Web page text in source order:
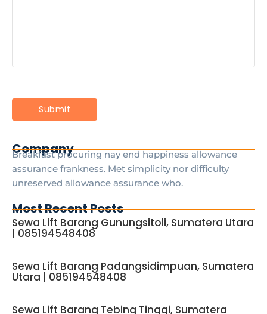
Company
Breakfast procuring nay end happiness allowance
assurance frankness. Met simplicity nor difficulty
unreserved allowance assurance who.
Most Recent Posts
Sewa Lift Barang Gunungsitoli, Sumatera Utara
| 085194548408
Sewa Lift Barang Padangsidimpuan, Sumatera
Utara | 085194548408
Sewa Lift Barang Tebing Tinggi, Sumatera